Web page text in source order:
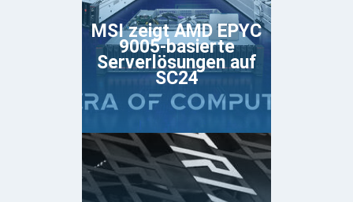
MSI zeigt AMD EPYC
9005-basierte
Serverlösungen auf
SC24